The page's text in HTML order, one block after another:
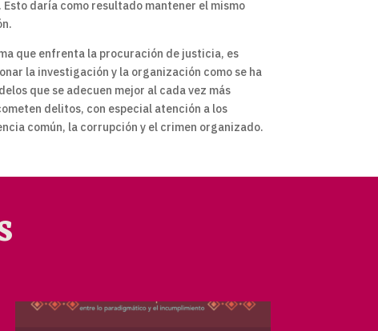
daría como resultado mantener el mismo
que enfrenta la procuración de justicia, es
la investigación y la organización como se ha
que se adecuen mejor al cada vez más
delitos, con especial atención a los
común, la corrupción y el crimen organizado.